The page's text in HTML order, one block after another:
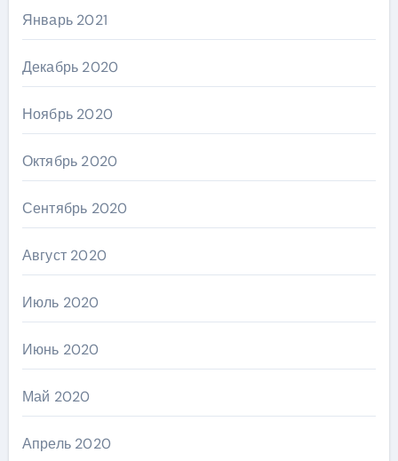
Январь 2021
Декабрь 2020
Ноябрь 2020
Октябрь 2020
Сентябрь 2020
Август 2020
Июль 2020
Июнь 2020
Май 2020
Апрель 2020